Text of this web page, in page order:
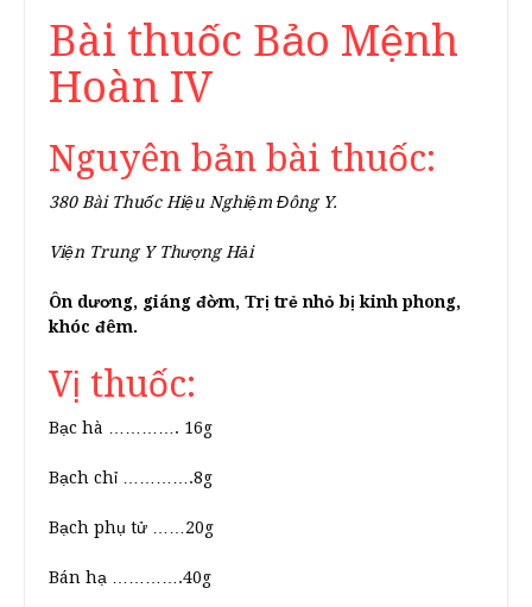
Bài thuốc Bảo Mệnh
Hoàn IV
Nguyên bản bài thuốc:
380 Bài Thuốc Hiệu Nghiệm Đông Y.
Viện Trung Y Thượng Hải
Ôn dương, giáng đờm, Trị trẻ nhỏ bị kinh phong,
khóc đêm.
Vị thuốc:
Bạc hà …………. 16g
Bạch chỉ ………….8g
Bạch phụ tử ……20g
Bán hạ ………….40g